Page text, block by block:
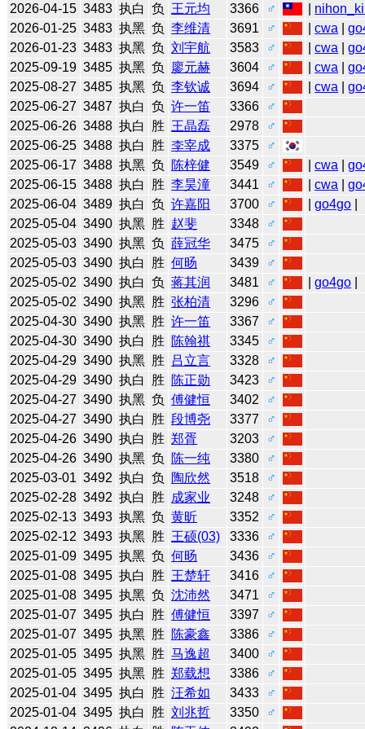
2026-04-15 3483 执白 负 王元均 3366 ♂
2026-01-25 3483 执黑 负 李维清 3691 ♂ |cwa |
2026-01-23 3483 执黑 负 刘宇航 3583 ♂ |cwa |
2025-09-19 3485 执黑 负 廖元赫 3604 ♂ |cwa |
2025-08-27 3485 执黑 负 李钦诚 3694 ♂ |cwa |
2025-06-27 3487 执白 负 许一笛 3366
♂
2025-06-26 3488 执白 胜 王晶磊 2978
♂
2025-06-25 3488 执白 胜 李宰成 3375
♂
2025-06-17 3488 执黑 负 陈梓健 3549 ♂ |cwa |
2025-06-15 3488 执白 胜 李昊潼 3441 ♂ |cwa |
2025-06-04 3489 执白 负 许嘉阳 3700 ♂ |go4go
2025-05-04 3490 执黑 胜 赵斐 3348
♂
2025-05-03 3490 执黑 负 薛冠华 3475
♂
2025-05-03 3490 执白 胜 何旸 3439
♂
2025-05-02 3490 执白 负 蒋其润 3481 ♂ |go4go
2025-05-02 3490 执黑 胜 张柏清 3296
♂
2025-04-30 3490 执黑 胜 许一笛 3367
♂
2025-04-30 3490 执白 胜 陈翰祺 3345
♂
2025-04-29 3490 执黑 胜 吕立言 3328
♂
2025-04-29 3490 执白 胜 陈正勋 3423
♂
2025-04-27 3490 执黑 负 傅健恒 3402
♂
2025-04-27 3490 执白 胜 段博尧 3377
♂
2025-04-26 3490 执白 胜 郑胥 3203
♂
2025-04-26 3490 执黑 负 陈一纯 3380
♂
2025-03-01 3492 执白 负 陶欣然 3518
♂
2025-02-28 3492 执白 胜 成家业 3248
♂
2025-02-13 3493 执黑 负 黄昕 3352
♂
2025-02-12 3493 执黑 胜 王硕(03) 3336
♂
2025-01-09 3495 执黑 负 何旸 3436
♂
2025-01-08 3495 执白 胜 王楚轩 3416
♂
2025-01-08 3495 执黑 负 沈沛然 3471
♂
2025-01-07 3495 执白 胜 傅健恒 3397
♂
2025-01-07 3495 执黑 胜 陈豪鑫 3386
♂
2025-01-05 3495 执黑 胜 马逸超 3400
♂
2025-01-05 3495 执黑 胜 郑载想 3386
♂
2025-01-04 3495 执白 胜 汪希如 3433
♂
2025-01-04 3495 执白 胜 刘兆哲 3350
♂